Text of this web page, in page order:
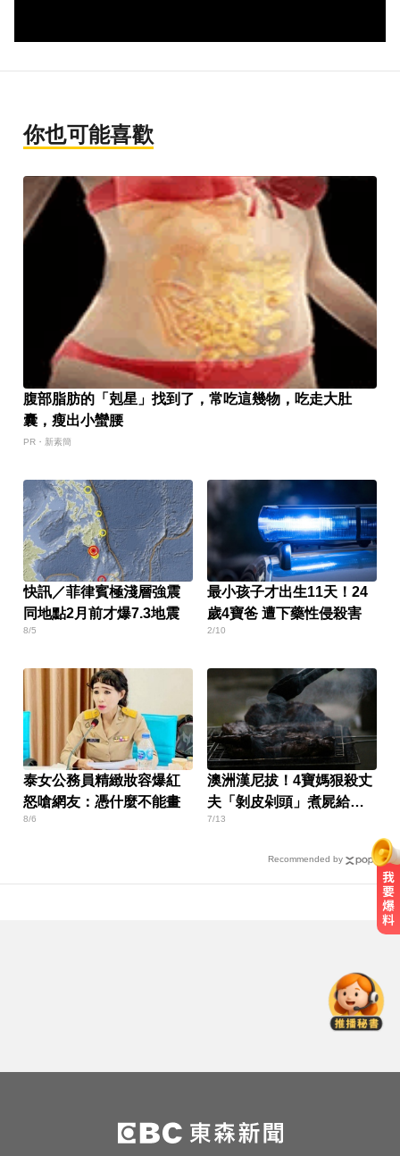
你也可能喜歡
腹部脂肪的「剋星」找到了，常吃這幾物，吃走大肚
囊，瘦出小蠻腰
PR・新素簡
快訊／菲律賓極淺層強震
同地點2月前才爆7.3地震
8/5
最小孩子才出生11天！24
歲4寶爸 遭下藥性侵殺害
2/10
泰女公務員精緻妝容爆紅
怒嗆網友：憑什麼不能畫
8/6
澳洲漢尼拔！4寶媽狠殺丈
夫「剝皮剁頭」煮屍給孩
吃
7/13
Recommended by
明海警 未來一週降雨熱區曝
南部注意！8/7演習防空警報大響 違
者最高罰15萬